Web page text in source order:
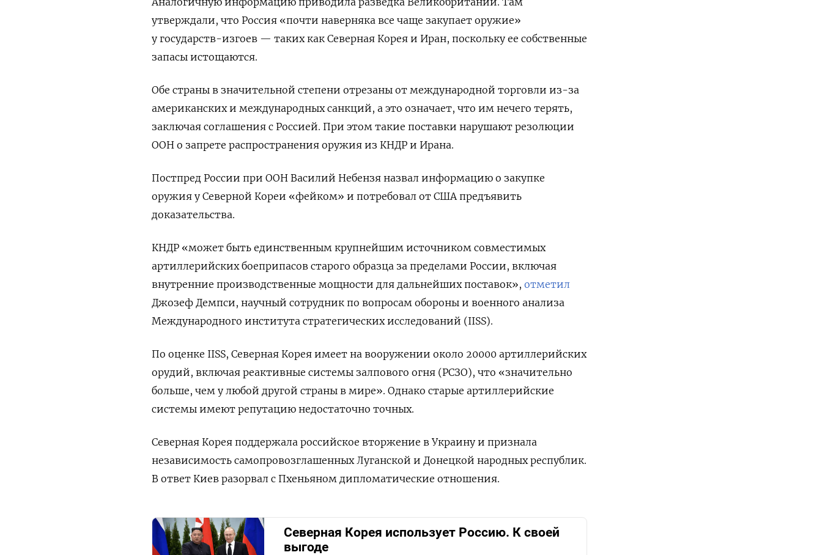
утверждали, что Россия «почти наверняка все чаще закупает оружие»
у государств-изгоев — таких как Северная Корея и Иран, поскольку ее собственные
запасы истощаются.
Обе страны в значительной степени отрезаны от международной торговли из-за
американских и международных санкций, а это означает, что им нечего терять,
заключая соглашения с Россией. При этом такие поставки нарушают резолюции
ООН о запрете распространения оружия из КНДР и Ирана.
Постпред России при ООН Василий Небензя назвал информацию о закупке
оружия у Северной Кореи «фейком» и потребовал от США предъявить
доказательства.
КНДР «может быть единственным крупнейшим источником совместимых
артиллерийских боеприпасов старого образца за пределами России, включая
внутренние производственные мощности для дальнейших поставок», отметил
Джозеф Демпси, научный сотрудник по вопросам обороны и военного анализа
Международного института стратегических исследований (IISS).
По оценке IISS, Северная Корея имеет на вооружении около 20000 артиллерийских
орудий, включая реактивные системы залпового огня (РСЗО), что «значительно
больше, чем у любой другой страны в мире». Однако старые артиллерийские
системы имеют репутацию недостаточно точных.
Северная Корея поддержала российское вторжение в Украину и признала
независимость самопровозглашенных Луганской и Донецкой народных республик.
В ответ Киев разорвал с Пхеньяном дипломатические отношения.
Северная Корея использует Россию. К своей
выгоде